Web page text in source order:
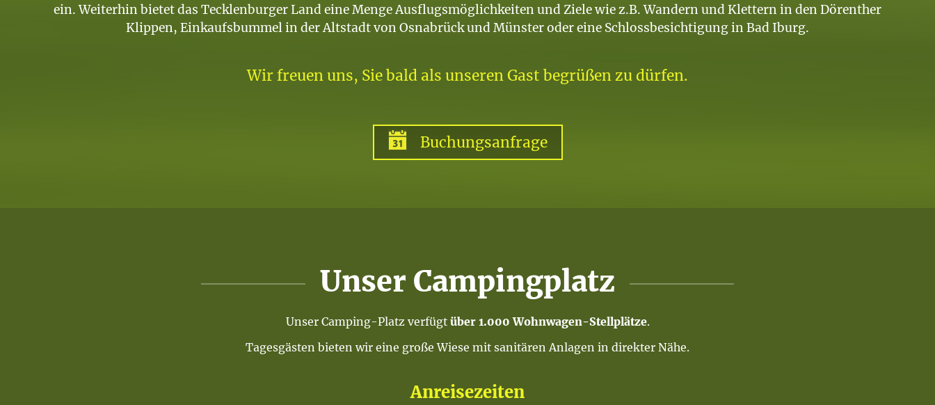
ein. Weiterhin bietet das Tecklenburger Land eine Menge Ausflugsmöglichkeiten und Ziele wie z.B. Wandern und Klettern in den Dörenther
Klippen, Einkaufsbummel in der Altstadt von Osnabrück und Münster oder eine Schlossbesichtigung in Bad Iburg.
Wir freuen uns, Sie bald als unseren Gast begrüßen zu dürfen.
Buchungsanfrage
Unser Campingplatz
Unser Camping-Platz verfügt über 1.000 Wohnwagen-Stellplätze.
Tagesgästen bieten wir eine große Wiese mit sanitären Anlagen in direkter Nähe.
Anreisezeiten